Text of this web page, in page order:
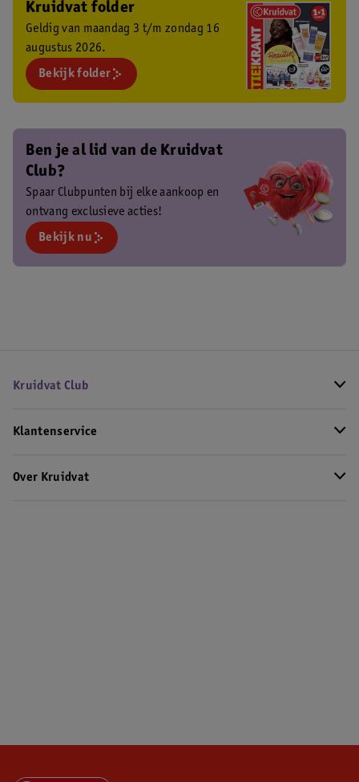
Kruidvat folder
Geldig van maandag 3 t/m zondag 16
augustus 2026.
Bekijk folder
Ben je al lid van de Kruidvat
Club?
Spaar Clubpunten bij elke aankoop en
ontvang exclusieve acties!
Bekijk nu
Kruidvat Club
Klantenservice
Over Kruidvat